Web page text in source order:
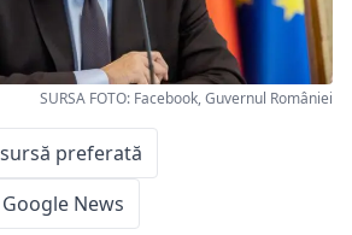
SURSA FOTO: Facebook, Guvernul României
preferată
News